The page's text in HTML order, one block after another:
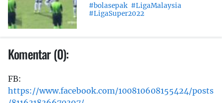
#bolasepak #LigaMalaysia
#LigaSuper2022
Komentar (0):
FB:
https://www.facebook.com/100810608155424/posts